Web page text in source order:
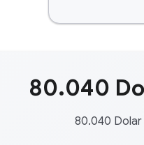
80.040
80.040 Dolar